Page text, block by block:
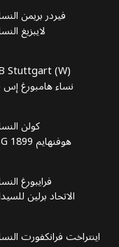
فيردر بريمن
لايبزيغ
Stuttgart (W)
نساء هامبورغ
كولن
TSG 1899 هوفنهايم
فرايبورغ
الاتحاد برلين
اينتراخت فرانكفورت